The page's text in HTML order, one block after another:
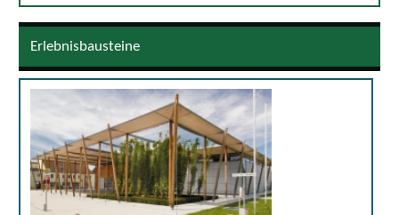
Erlebnisbausteine